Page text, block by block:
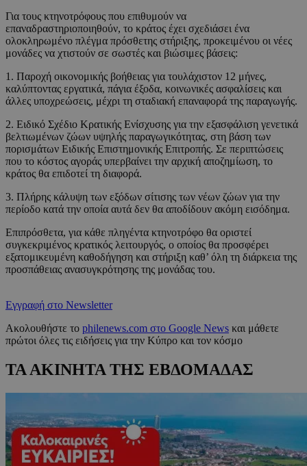
Για τους κτηνοτρόφους που επιθυμούν να
επαναδραστηριοποιηθούν, το κράτος έχει σχεδιάσει ένα
ολοκληρωμένο πλέγμα πρόσθετης στήριξης, προκειμένου οι νέες
μονάδες να χτιστούν σε σωστές και βιώσιμες βάσεις:
1. Παροχή οικονομικής βοήθειας για τουλάχιστον 12 μήνες,
καλύπτοντας εργατικά, πάγια έξοδα, κοινωνικές ασφαλίσεις και
άλλες υποχρεώσεις, μέχρι τη σταδιακή επαναφορά της παραγωγής.
2. Ειδικό Σχέδιο Κρατικής Ενίσχυσης για την εξασφάλιση γενετικά
βελτιωμένων ζώων υψηλής παραγωγικότητας, στη βάση των
πορισμάτων Ειδικής Επιστημονικής Επιτροπής. Σε περιπτώσεις
που το κόστος αγοράς υπερβαίνει την αρχική αποζημίωση, το
κράτος θα επιδοτεί τη διαφορά.
3. Πλήρης κάλυψη των εξόδων σίτισης των νέων ζώων για την
περίοδο κατά την οποία αυτά δεν θα αποδίδουν ακόμη εισόδημα.
Επιπρόσθετα, για κάθε πληγέντα κτηνοτρόφο θα οριστεί
συγκεκριμένος κρατικός λειτουργός, ο οποίος θα προσφέρει
εξατομικευμένη καθοδήγηση και στήριξη καθ’ όλη τη διάρκεια της
προσπάθειας ανασυγκρότησης της μονάδας του.
Εγγραφή στο Newsletter
Ακολουθήστε το philenews.com στο Google News και μάθετε
πρώτοι όλες τις ειδήσεις για την Κύπρο και τον κόσμο
ΤΑ ΑΚΙΝΗΤΑ ΤΗΣ ΕΒΔΟΜΑΔΑΣ